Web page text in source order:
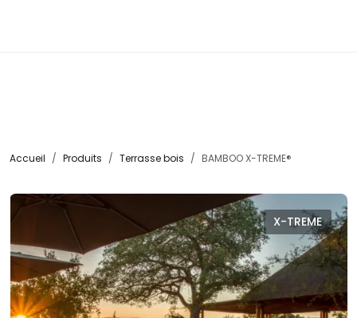
Accueil Produits Terrasse bois BAMBOO X-TREME®
X-TREME